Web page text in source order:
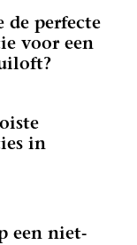
de perfecte
voor een
in
een niet-